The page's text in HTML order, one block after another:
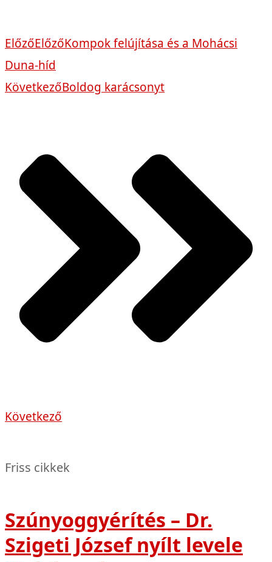
ElőzőElőzőKompok felújítása és a Mohácsi
Duna-híd
KövetkezőBoldog karácsonyt
Következő
Friss cikkek
Szúnyoggyérítés – Dr.
Szigeti József nyílt levele